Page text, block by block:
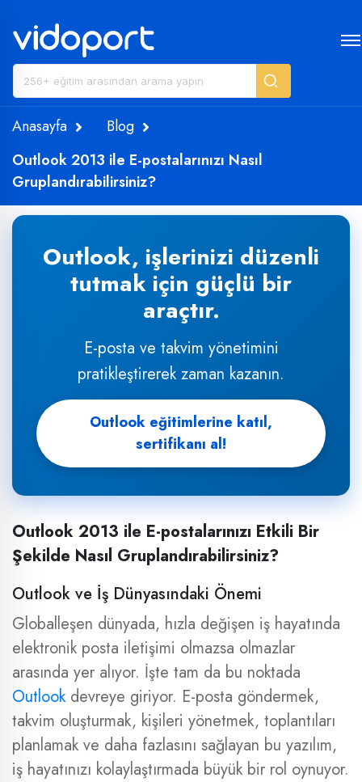
Anasayfa
Blog
Outlook 2013 ile E-postalarınızı Nasıl
Gruplandırabilirsiniz?
Outlook, işlerinizi düzenli
tutmak için güçlü bir
araçtır.
E-posta ve takvim yönetimini
pratikleştirerek zaman kazanın.
Outlook eğitimlerine katıl,
sertifikanı al!
Outlook 2013 ile E-postalarınızı Etkili Bir
Şekilde Nasıl Gruplandırabilirsiniz?
Outlook ve İş Dünyasındaki Önemi
Globalleşen dünyada, hızla değişen iş hayatında
elektronik posta iletişimi olmazsa olmazlar
arasında yer alıyor. İşte tam da bu noktada
Outlookdevreye giriyor. E-posta göndermek,
takvim oluşturmak, kişileri yönetmek, toplantıları
planlamak ve daha fazlasını sağlayan bu yazılım,
iş hayatınızı kolaylaştırmada büyük bir rol oynuyor.